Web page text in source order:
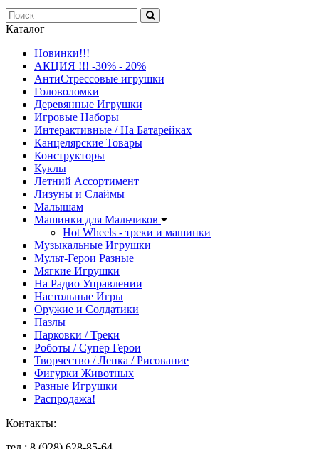
Каталог
Новинки!!!
АКЦИЯ !!! -30% - 20%
АнтиСтрессовые игрушки
Головоломки
Деревянные Игрушки
Игровые Наборы
Интерактивные / На Батарейках
Канцелярские Товары
Конструкторы
Куклы
Летний Ассортимент
Лизуны и Слаймы
Малышам
Машинки для Мальчиков
Hot Wheels - треки и машинки
Музыкальные Игрушки
Мульт-Герои Разные
Мягкие Игрушки
На Радио Управлении
Настольные Игры
Оружие и Солдатики
Пазлы
Парковки / Треки
Роботы / Супер Герои
Творчество / Лепка / Рисование
Фигурки Животных
Разные Игрушки
Распродажа!
Контакты: